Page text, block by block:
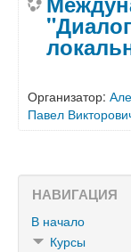
Организатор:
Павел
НАВИГАЦИЯ
В начало
Курсы